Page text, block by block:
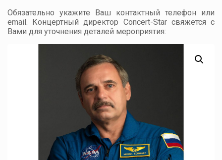
Обязательно укажите Ваш контактный телефон или
email. Концертный директор Concert-Star свяжется с
Вами для уточнения деталей мероприятия: